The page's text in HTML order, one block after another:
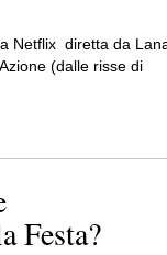
Netflix diretta da
(dalle risse di
Festa?